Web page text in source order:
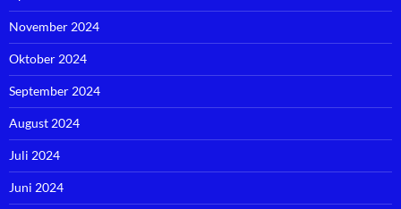
November 2024
Oktober 2024
September 2024
August 2024
Juli 2024
Juni 2024